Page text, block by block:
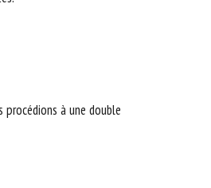
procédions à une double